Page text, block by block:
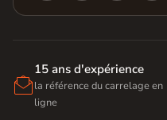

15 ans d'expérience
la référence du carrelage en
ligne